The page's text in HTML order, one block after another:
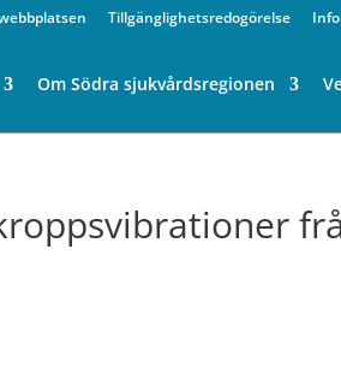
Tillgänglighetsredogörelse
Om Södra sjukvårdsregionen